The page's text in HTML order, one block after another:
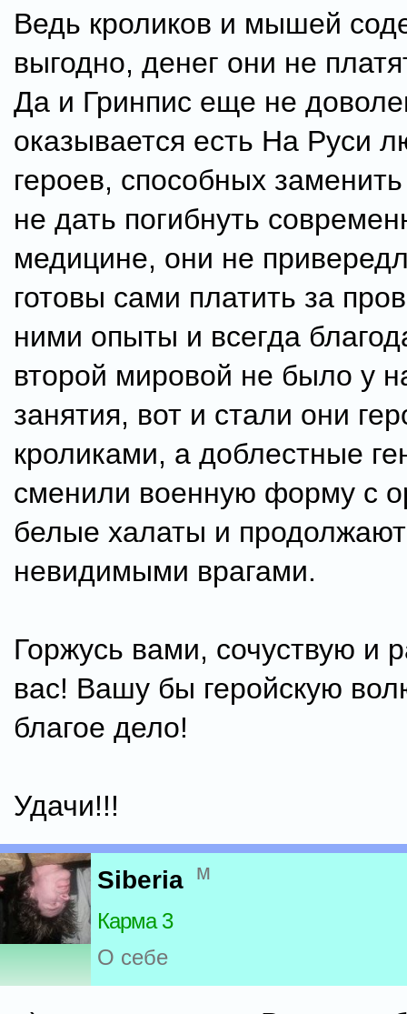
Ведь кроликов и мышей
выгодно, денег они не
Да и Гринпис еще не
оказывается есть На Руси
героев, способных
не дать погибнуть
медицине, они не
готовы сами платить за
ними опыты и всегда
второй мировой не было у
занятия, вот и стали они
кроликами, а доблестные
сменили военную форму с
белые халаты и
невидимыми врагами.
Горжусь вами, сочуствую и
вас! Вашу бы геройскую
благое дело!
Удачи!!!
Siberia м
Карма 3
О себе